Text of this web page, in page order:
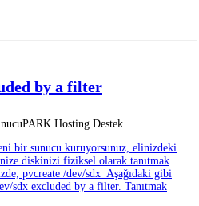
by a filter
Hosting Destek
bir sunucu kuruyorsunuz, elinizdeki
diskinizi fiziksel olarak tanıtmak
pvcreate /dev/sdx Aşağıdaki gibi
sdx excluded by a filter. Tanıtmak